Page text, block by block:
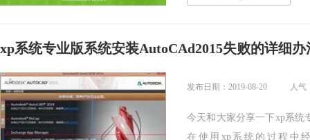
xp系统专业版系统安装AutoCAd2015失败的详细办
发布日期：2019-08-20 人气
今天和大家分享一下xp系统
在使用xp系统的过程中